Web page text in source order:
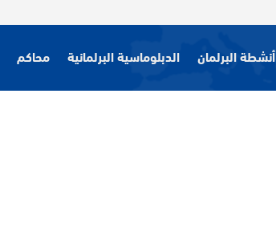
أنشطة البرلمان الدبلوماسية البرلمانية محاكم